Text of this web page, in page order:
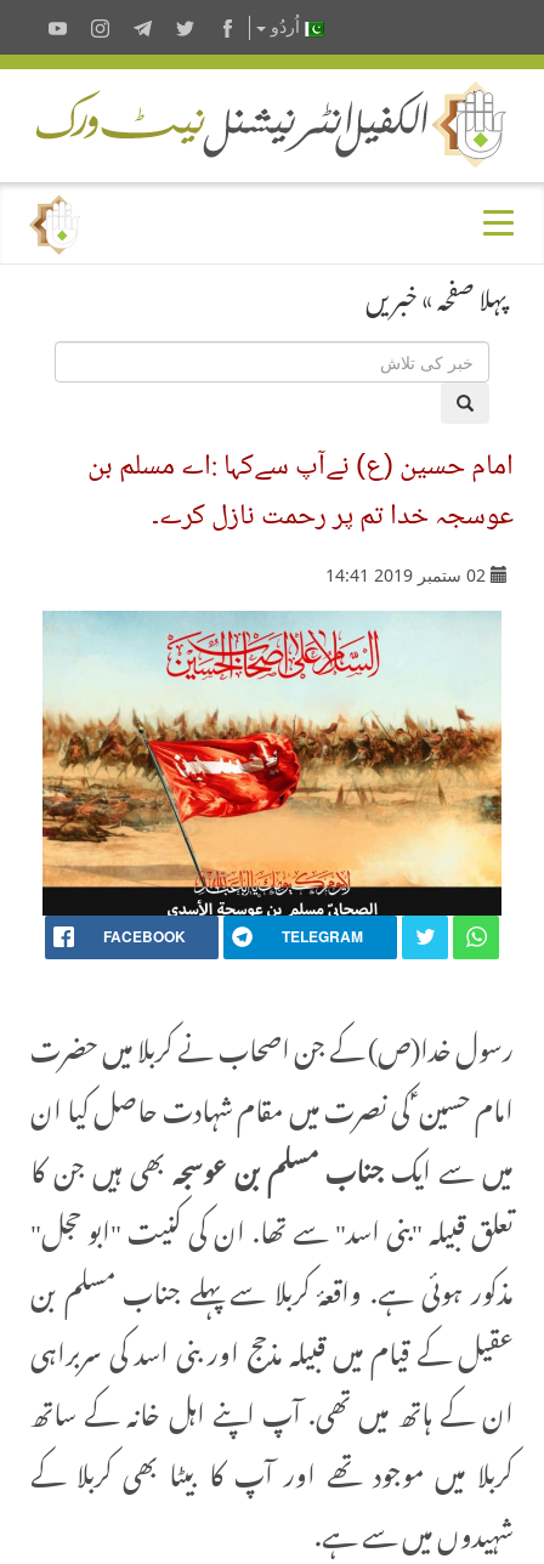
اُردُو
پہلا صفحہ»خبریں
امام حسین (ع) نےآپ سےکہا :اے مسلم بن
عوسجہ خدا تم پر رحمت نازل کرے۔
02 ستمبر 2019 14:41
FACEBOOK TELEGRAM
رسول خدا(ص) کے جن اصحاب نے کربلا میں حضرت
امام حسین ؑ کی نصرت میں مقام شہادت حاصل کیا ان
میں سے ایکجنابمسلم بن عوسجہبھی ہیں جن کا
تعلق قبیلہ "بنی اسد" سے تھا. ان کی کنیت "ابو حجل"
مذکور ہوئی ہے. واقعۂ کربلا سے پہلے جناب مسلم بن
عقیل کے قیام میں قبیلہ مذحج اور بنی اسد کی سربراہی
ان کے ہاتھ میں تھی. آپ اپنے اہل خانہ کے ساتھ
کربلا میں موجود تھے اور آپ کا بیٹا بھی کربلا کے
شہیدوں میں سے ہے.